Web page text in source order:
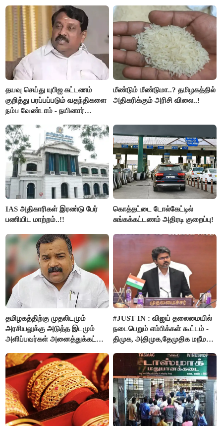
தயவு செய்து யுபிஐ கட்டணம்
குறித்து பரப்பப்படும் வதந்திகளை
நம்ப வேண்டாம் - நயினார்
மீண்டும் மீண்டுமா..? தமிழகத்தில்
அதிகரிக்கும் அரிசி விலை..!
IAS அதிகாரிகள் இரண்டு பேர்
பணியிட மாற்றம்..!!
கொத்தட்டை டோல்கேட்டில்
சுங்கக்கட்டணம் அதிரடி குறைப்பு!
தமிழகத்திற்கு முதலிடமும்
அரசியலுக்கு அடுத்த இடமும்
அளிப்பவர்கள் அனைத்துக்கட்சி
பங்கேற்பார்கள் - மாணிக்கம்
தாகூர்..!!
#JUST IN : விஜய் தலைமையில்
நடைபெறும் எம்பிக்கள் கூட்டம் -
திமுக, அதிமுக,தேமுதிக மநீம